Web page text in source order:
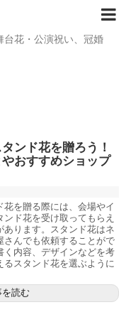
台花・公演祝い、冠婚
ンド花を贈ろう！
おすすめショップ
を贈る際には、会場やイ
ド花を受け取ってもらえ
あります。スタンド花はネ
さんでも依頼することがで
く内容、デザインなどを考
るスタンド花を選ぶように
読む